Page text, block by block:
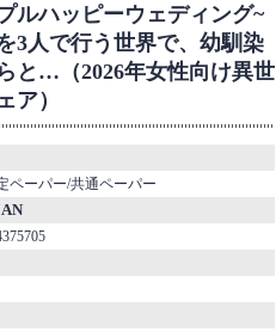
ルハッピーウェディング~
3人で行う世界で、幼馴染
と…（2026年女性向け異世
ア）
ペーパー/共通ペーパー